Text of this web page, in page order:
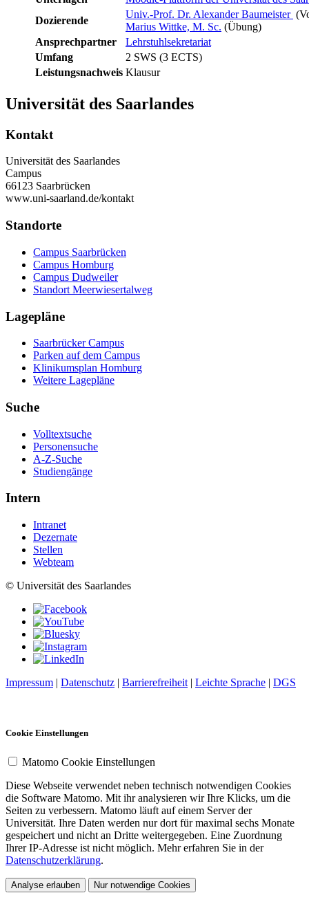
Dozierende
Univ.-Prof. Dr. Alexander Baumeister
Marius Wittke, M. Sc. (Übung)
Ansprechpartner
Lehrstuhlsekretariat
Umfang
2 SWS (3 ECTS)
Leistungsnachweis Klausur
Universität des Saarlandes
Kontakt
Universität des Saarlandes
Campus
66123 Saarbrücken
www.uni-saarland.de/kontakt
Standorte
Campus Saarbrücken
Campus Homburg
Campus Dudweiler
Standort Meerwiesertalweg
Lagepläne
Saarbrücker Campus
Parken auf dem Campus
Klinikumsplan Homburg
Weitere Lagepläne
Suche
Volltextsuche
Personensuche
A-Z-Suche
Studiengänge
Intern
Intranet
Dezernate
Stellen
Webteam
© Universität des Saarlandes
Impressum | Datenschutz | Barrierefreiheit | Leichte Sprache | DGS
Cookie Einstellungen
Matomo Cookie Einstellungen
Diese Webseite verwendet neben technisch notwendigen Cookies
die Software Matomo. Mit ihr analysieren wir Ihre Klicks, um die
Seiten zu verbessern. Matomo läuft auf einem Server der
Universität. Ihre Daten werden nur dort für maximal sechs Monate
gespeichert und nicht an Dritte weitergegeben. Eine Zuordnung
Ihrer IP-Adresse ist nicht möglich. Mehr erfahren Sie in der
Datenschutzerklärung.
Analyse erlauben Nur notwendige Cookies